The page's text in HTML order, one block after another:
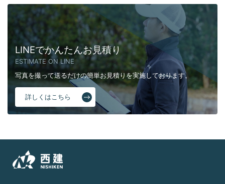
LINEでかんたんお見積り
ESTIMATE ON LINE
写真を撮って送るだけの簡単お見積りを実施しております。
詳しくはこちら